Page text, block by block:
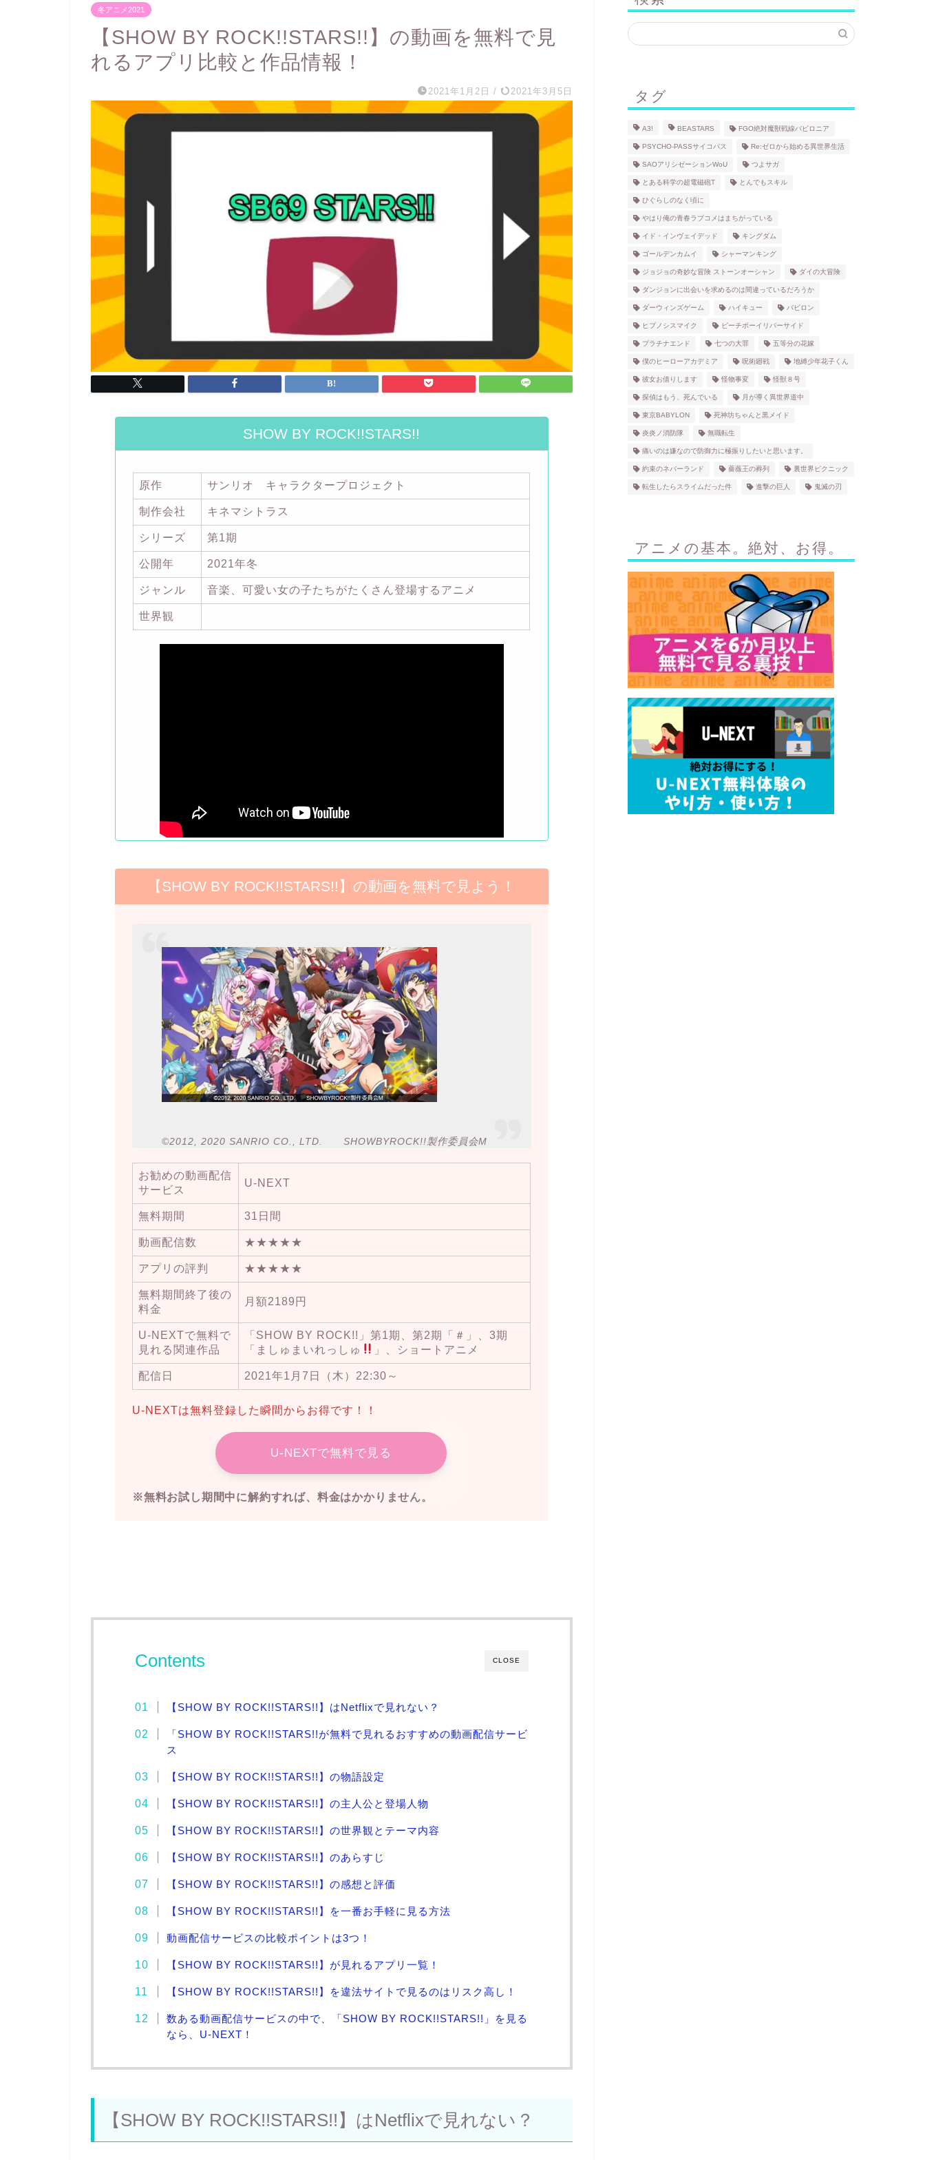
冬アニメ2021
【SHOW BY ROCK!!STARS!!】の動画を無料で見
れるアプリ比較と作品情報！
2021年1月2日 / 2021年3月5日
SHOW BY ROCK!!STARS!!
原作 サンリオ キャラクタープロジェクト
制作会社 キネマシトラス
シリーズ 第1期
公開年 2021年冬
ジャンル 音楽、可愛い女の子たちがたくさん登場するアニメ
世界観
【SHOW BY ROCK!!STARS!!】の動画を無料で見よう！
©2012, 2020 SANRIO CO., LTD. SHOWBYROCK!!製作委員会M
お勧めの動画配信
サービス
U-NEXT
無料期間 31日間
動画配信数 ★★★★★
アプリの評判 ★★★★★
無料期間終了後の
料金
月額2189円
U-NEXTで無料で
見れる関連作品
「SHOW BY ROCK!!」第1期、第2期「＃」、3期
「ましゅまいれっしゅ
」、ショートアニメ
配信日 2021年1月7日（木）22:30～
U-NEXTは無料登録した瞬間からお得です！！
U-NEXTで無料で見る
※無料お試し期間中に解約すれば、料金はかかりません。
CLOSE
Contents
【SHOW BY ROCK!!STARS!!】はNetflixで見れない？
「SHOW BY ROCK!!STARS!!が無料で見れるおすすめの動画配信サービ
ス
【SHOW BY ROCK!!STARS!!】の物語設定
【SHOW BY ROCK!!STARS!!】の主人公と登場人物
【SHOW BY ROCK!!STARS!!】の世界観とテーマ内容
【SHOW BY ROCK!!STARS!!】のあらすじ
【SHOW BY ROCK!!STARS!!】の感想と評価
【SHOW BY ROCK!!STARS!!】を一番お手軽に見る方法
動画配信サービスの比較ポイントは3つ！
【SHOW BY ROCK!!STARS!!】が見れるアプリ一覧！
【SHOW BY ROCK!!STARS!!】を違法サイトで見るのはリスク高し！
数ある動画配信サービスの中で、「SHOW BY ROCK!!STARS!!」を見る
なら、U-NEXT！
【SHOW BY ROCK!!STARS!!】はNetflixで見れない？
タグ
A3! BEASTARS FGO絶対魔獣戦線バビロニア
PSYCHO-PASSサイコパス Re:ゼロから始める異世界生活
SAOアリシゼーションWoU つよサガ
とある科学の超電磁砲T とんでもスキル
ひぐらしのなく頃に
やはり俺の青春ラブコメはまちがっている
イド・インヴェイデッド キングダム
ゴールデンカムイ シャーマンキング
ジョジョの奇妙な冒険 ストーンオーシャン ダイの大冒険
ダンジョンに出会いを求めるのは間違っているだろうか
ダーウィンズゲーム ハイキュー バビロン
ヒプノシスマイク ピーチボーイリバーサイド
プラチナエンド 七つの大罪 五等分の花嫁
僕のヒーローアカデミア 呪術廻戦 地縛少年花子くん
彼女お借りします 怪物事変 怪獣８号
探偵はもう、死んでいる 月が導く異世界道中
東京BABYLON 死神坊ちゃんと黒メイド
炎炎ノ消防隊 無職転生
痛いのは嫌なので防御力に極振りしたいと思います。
約束のネバーランド 薔薇王の葬列 裏世界ピクニック
転生したらスライムだった件 進撃の巨人 鬼滅の刃
アニメの基本。絶対、お得。